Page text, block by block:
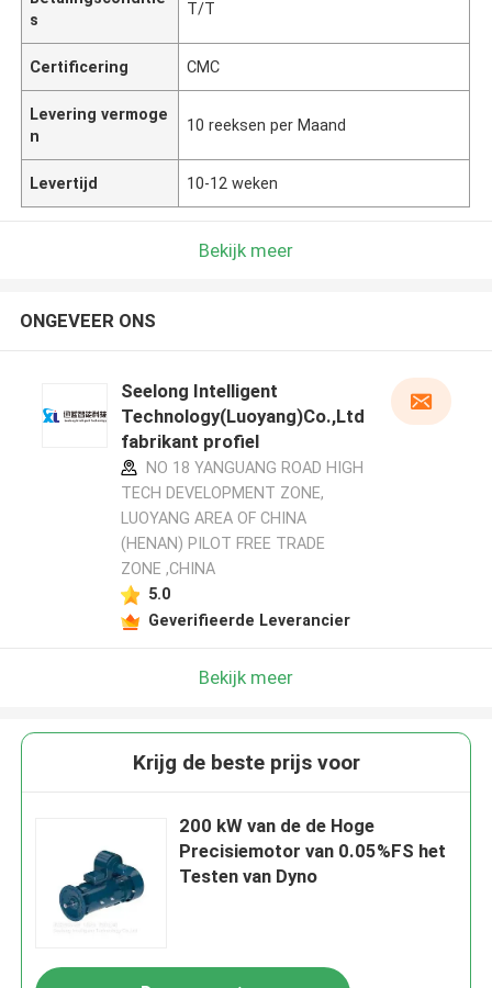
s
T/T
Certificering CMC
Levering vermoge
n
10 reeksen per Maand
Levertijd 10-12 weken
Bekijk meer
ONGEVEER ONS
Seelong Intelligent
Technology(Luoyang)Co.,Ltd
fabrikant profiel
NO 18 YANGUANG ROAD HIGH
TECH DEVELOPMENT ZONE,
LUOYANG AREA OF CHINA
(HENAN) PILOT FREE TRADE
ZONE ,CHINA
5.0
Geverifieerde Leverancier
Bekijk meer
Krijg de beste prijs voor
200 kW van de de Hoge
Precisiemotor van 0.05%FS het
Testen van Dyno